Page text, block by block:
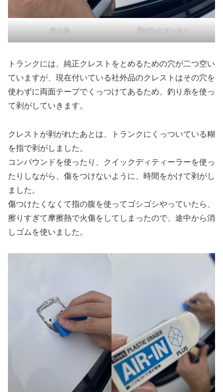
釣り糸 剥がれたクレスト
トランクには、純正クレストをとめるための穴が二つ空い
ていますが、現在付いている社外品のクレストはその穴を
使わずに両面テープでくっつけてあるため、釣り糸を使っ
て剥がしていきます。
クレストが剥がれたあとは、トランクにくっついている糊
を指で剥がしました。
コンパウンドを使ったり、クイックディティーラーを使っ
たりしながら、傷をつけないように、時間をかけて剥がし
ました。
傷つけたくなくて指の腹を使ってゴシゴシやっていたら、
擦りすぎて摩擦熱で火傷をしてしまったので、途中から消
しゴムを使いました。